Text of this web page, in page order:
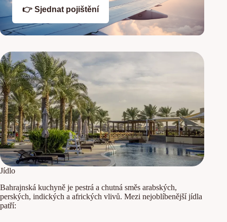
👉 Sjednat pojištění
Jídlo
Bahrajnská kuchyně je pestrá a chutná směs arabských,
perských, indických a afrických vlivů. Mezi nejoblíbenější jídla
patří: